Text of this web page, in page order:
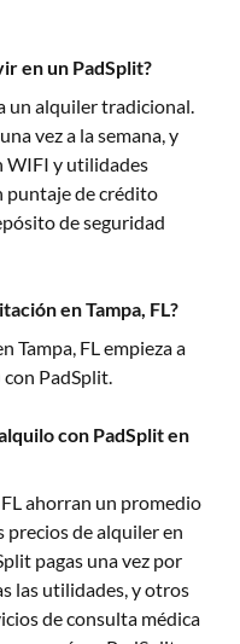
en un PadSplit?
un alquiler tradicional.
vez a la semana, y
WIFI y utilidades
puntaje de crédito
de seguridad
en Tampa, FL?
Tampa, FLempieza a
con PadSplit.
con PadSplit en
ahorran un promedio
precios de alquiler en
pagas una vez por
las utilidades, y otros
de consulta médica